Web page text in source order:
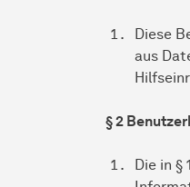
Diese
aus
§ 2
Die in